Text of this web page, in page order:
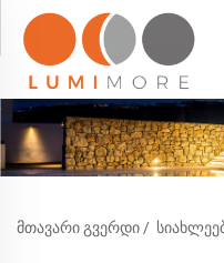
ᲛᲗᲐᲕᲐᲠᲘ ᲒᲕᲔᲠᲓᲘ /